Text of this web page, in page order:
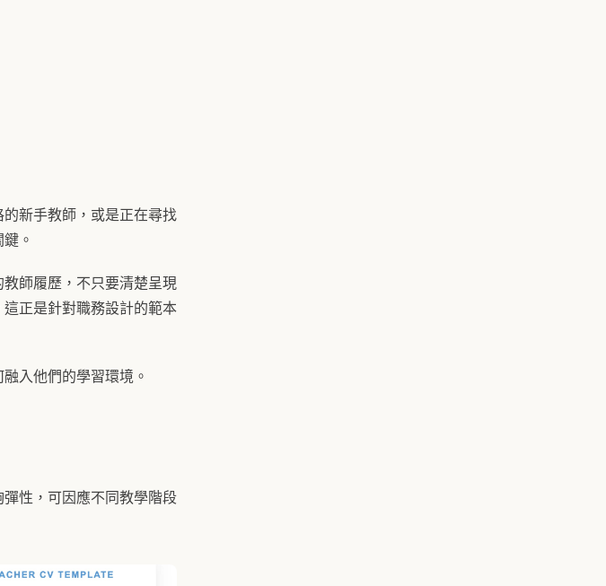
新手教師，或是正在尋找
。
師履歷，不只要清楚呈現
正是針對職務設計的範本
入他們的學習環境。
性，可因應不同教學階段